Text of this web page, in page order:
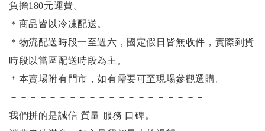
負擔180元運費。
＊商品皆以冷凍配送。
＊物流配送時段一至週六，國定假日皆無收件，實際到貨
時段以當區配送時段為主。
＊本賣場附有門市，如有需要可至現場參觀選購。
－－－－－－－－－－－－－－－－－－－－
我們拼的是誠信 質量 服務 口碑。